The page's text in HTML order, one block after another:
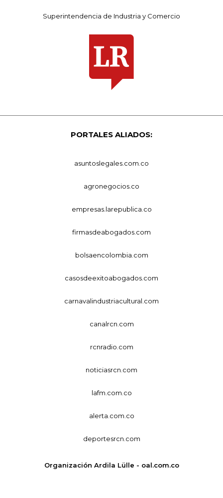
Superintendencia de Industria y Comercio
PORTALES ALIADOS:
asuntoslegales.com.co
agronegocios.co
empresas.larepublica.co
firmasdeabogados.com
bolsaencolombia.com
casosdeexitoabogados.com
carnavalindustriacultural.com
canalrcn.com
rcnradio.com
noticiasrcn.com
lafm.com.co
alerta.com.co
deportesrcn.com
Organización Ardila Lülle - oal.com.co